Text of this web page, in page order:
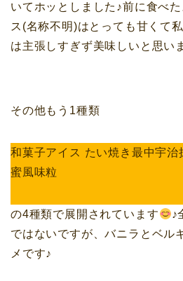
いてホッとしました♪前に食べ
ス(名称不明)はとっても甘くて
は主張しすぎず美味しいと思い
その他もう1種類
和菓子アイス たい焼き最中宇
蜜風味粒
の4種類で展開されています
♪
ではないですが、バニラとベル
メです♪